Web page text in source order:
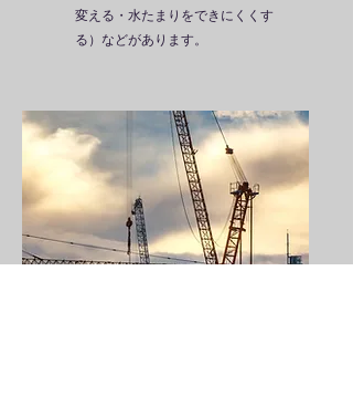
変える・水たまりをできにくくす
る）などがあります。